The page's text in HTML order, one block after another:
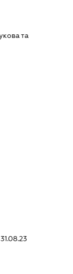
та